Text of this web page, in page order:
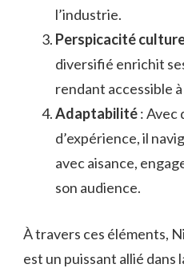
l’industrie.
Perspicacité
diversifié enrichit
rendant accessible
Adaptabilité: Avec
d’expérience, il
avec aisance,
son audience.
À travers ces éléments,
est un puissant allié dans